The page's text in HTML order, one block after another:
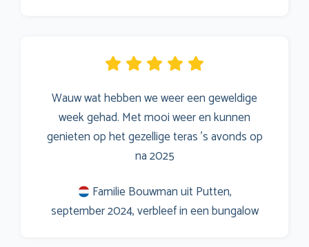
Wauw wat hebben we weer een geweldige
week gehad. Met mooi weer en kunnen
genieten op het gezellige teras 's avonds op
na 2025
Familie Bouwman uit Putten,
september 2024, verbleef in een bungalow